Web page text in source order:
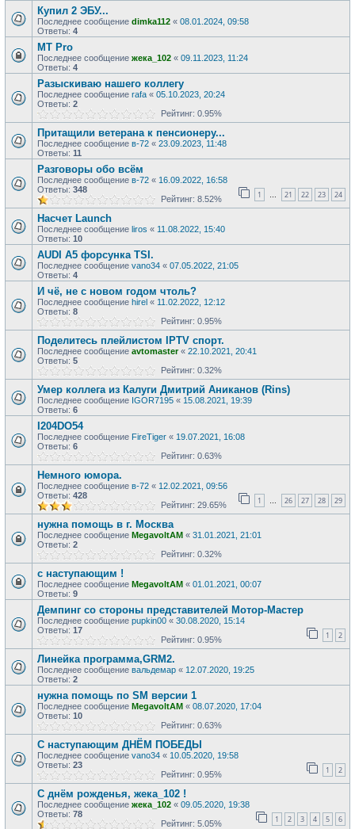
Купил 2 ЭБУ...
Последнее сообщение dimka112 « 08.01.2024, 09:58
Ответы: 4
MT Pro
Последнее сообщение жека_102 « 09.11.2023, 11:24
Ответы: 4
Разыскиваю нашего коллегу
Последнее сообщение rafa « 05.10.2023, 20:24
Ответы: 2
Рейтинг: 0.95%
Притащили ветерана к пенсионеру...
Последнее сообщение в-72 « 23.09.2023, 11:48
Ответы: 11
Разговоры обо всём
Последнее сообщение в-72 « 16.09.2022, 16:58
Ответы: 348 1 … 21 22 23 24
Рейтинг: 8.52%
Насчет Launch
Последнее сообщение liros « 11.08.2022, 15:40
Ответы: 10
AUDI А5 форсунка TSI.
Последнее сообщение vano34 « 07.05.2022, 21:05
Ответы: 4
И чё, не с новом годом чтоль?
Последнее сообщение hirel « 11.02.2022, 12:12
Ответы: 8
Рейтинг: 0.95%
Поделитесь плейлистом IPTV спорт.
Последнее сообщение avtomaster« 22.10.2021, 20:41
Ответы: 5
Рейтинг: 0.32%
Умер коллега из Калуги Дмитрий Аниканов (Rins)
Последнее сообщение IGOR7195 « 15.08.2021, 19:39
Ответы: 6
I204DO54
Последнее сообщение FireTiger « 19.07.2021, 16:08
Ответы: 6
Рейтинг: 0.63%
Немного юмора.
Последнее сообщение в-72 « 12.02.2021, 09:56
Ответы: 428 1 … 26 27 28 29
Рейтинг: 29.65%
нужна помощь в г. Москва
Последнее сообщение MegavoltAM « 31.01.2021, 21:01
Ответы: 2
Рейтинг: 0.32%
с наступающим !
Последнее сообщение MegavoltAM « 01.01.2021, 00:07
Ответы: 9
Демпинг со стороны представителей Мотор-Мастер
Последнее сообщение pupkin00 « 30.08.2020, 15:14
Ответы: 17 1 2
Рейтинг: 0.95%
Линейка программа,GRM2.
Последнее сообщение вальдемар « 12.07.2020, 19:25
Ответы: 2
нужна помощь по SM версии 1
Последнее сообщение MegavoltAM « 08.07.2020, 17:04
Ответы: 10
Рейтинг: 0.63%
С наступающим ДНЁМ ПОБЕДЫ
Последнее сообщение vano34 « 10.05.2020, 19:58
Ответы: 23 1 2
Рейтинг: 0.95%
С днём рожденья, жека_102 !
Последнее сообщение жека_102 « 09.05.2020, 19:38
Ответы: 78 1 2 3 4 5 6
Рейтинг: 5.05%